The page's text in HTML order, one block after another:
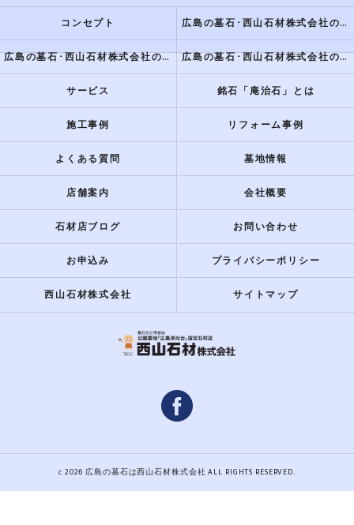
コンセプト 広島の墓石･西山石材株式会社のミニ情報
広島の墓石･西山石材株式会社の評判 広島の墓石･西山石材株式会社のお客様の声
サービス 銘石「庵治石」とは
施工事例 リフォーム事例
よくある質問 墓地情報
店舗案内 会社概要
石材店ブログ お問い合わせ
お申込み プライバシーポリシー
西山石材株式会社 サイトマップ
c 2026 広島の墓石は西山石材株式会社 ALL RIGHTS RESERVED.